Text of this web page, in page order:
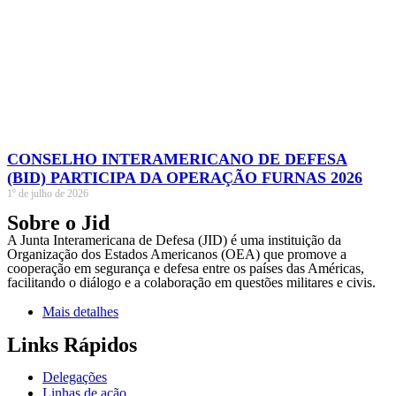
CONSELHO INTERAMERICANO DE DEFESA
(BID) PARTICIPA DA OPERAÇÃO FURNAS 2026
1º de julho de 2026
Sobre o Jid
A Junta Interamericana de Defesa (JID) é uma instituição da
Organização dos Estados Americanos (OEA) que promove a
cooperação em segurança e defesa entre os países das Américas,
facilitando o diálogo e a colaboração em questões militares e civis.
Mais detalhes
Links Rápidos
Delegações
Linhas de ação